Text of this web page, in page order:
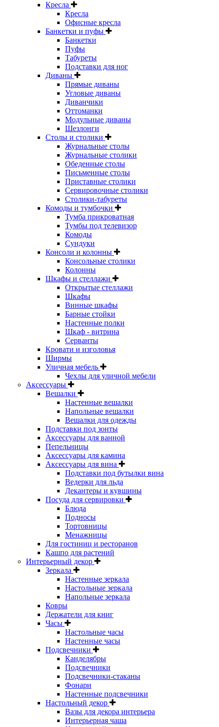
Кресла
Кресла
Офисные кресла
Банкетки и пуфы
Банкетки
Пуфы
Табуреты
Подставки для ног
Диваны
Прямые диваны
Угловые диваны
Диванчики
Оттоманки
Модульные диваны
Шезлонги
Столы и столики
Журнальные столы
Журнальные столики
Обеденные столы
Письменные столы
Приставные столики
Сервировочные столики
Столики-табуреты
Комоды и тумбочки
Тумба прикроватная
Тумбы под телевизор
Комоды
Сундуки
Консоли и колонны
Консольные столики
Колонны
Шкафы и стеллажи
Открытые стеллажи
Шкафы
Винные шкафы
Барные стойки
Настенные полки
Шкаф - витрина
Серванты
Кровати и изголовья
Ширмы
Уличная мебель
Чехлы для уличной мебели
Аксессуары
Вешалки
Настенные вешалки
Напольные вешалки
Вешалки для одежды
Подставки под зонты
Аксессуары для ванной
Пепельницы
Аксессуары для камина
Аксессуары для вина
Подставки под бутылки вина
Ведерки для льда
Декантеры и кувшины
Посуда для сервировки
Блюда
Подносы
Тортовницы
Менажницы
Для гостиниц и ресторанов
Кашпо для растений
Интерьерный декор
Зеркала
Настенные зеркала
Настольные зеркала
Напольные зеркала
Ковры
Держатели для книг
Часы
Настольные часы
Настенные часы
Подсвечники
Канделябры
Подсвечники
Подсвечники-стаканы
Фонари
Настенные подсвечники
Настольный декор
Вазы для декора интерьера
Интерьерная чаша